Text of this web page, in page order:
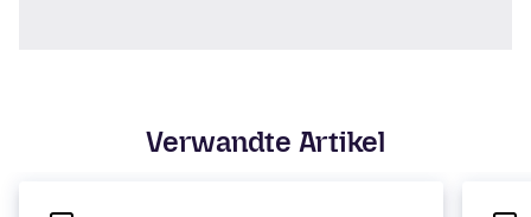
Verwandte Artikel